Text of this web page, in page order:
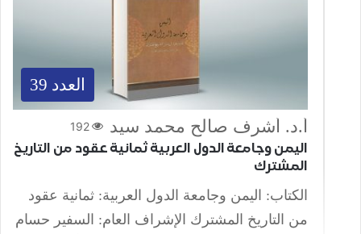
العدد 39
أ.د. أشرف صالح محمد سيد 192
اليمن وجامعة الدول العربية ثمانية عقود من التاريخ
المشترك
الكتاب: اليمن وجامعة الدول العربية: ثمانية عقود
من التاريخ المشترك الإشراف العام: السفير حسام